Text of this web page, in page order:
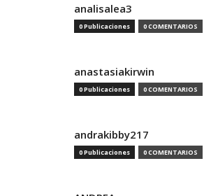
analisalea3
0 Publicaciones 0 COMENTARIOS
anastasiakirwin
0 Publicaciones 0 COMENTARIOS
andrakibby217
0 Publicaciones 0 COMENTARIOS